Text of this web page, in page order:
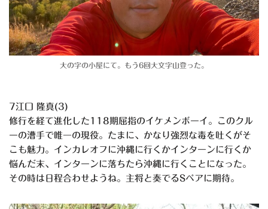
大の字の小屋にて。もう6回大文字山登った。
7江口 隆真(3)
修行を経て進化した118期屈指のイケメンボーイ。このクル
ーの漕手で唯一の現役。たまに、かなり強烈な毒を吐くがそ
こも魅力。インカレオフに沖縄に行くかインターンに行くか
悩んだ末、インターンに落ちたら沖縄に行くことになった。
その時は日程合わせようね。主将と奏でるSペアに期待。